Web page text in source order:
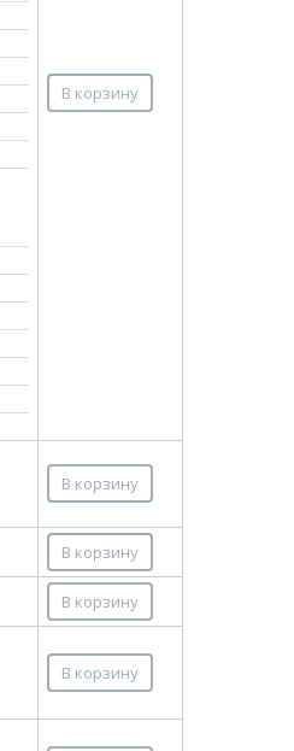
В корзину
В корзину
В корзину
В корзину
В корзину